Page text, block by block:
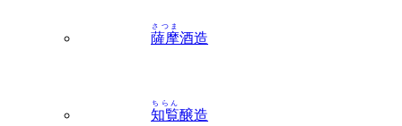
薩摩
さつま
酒造
知覧
ちらん
醸造